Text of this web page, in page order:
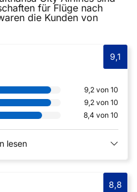
für Flüge nach
die Kunden von
9,1
9,2 von 10
9,2 von 10
8,4 von 10
lesen
8,8